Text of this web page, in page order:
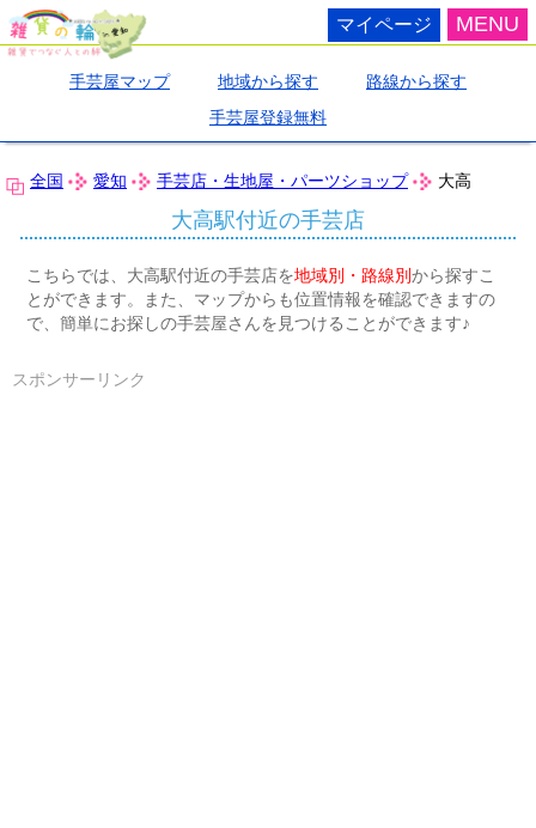
MENU
マイページ
手芸屋マップ 地域から探す
路線から探す
手芸屋登録無料
全国 愛知 手芸店・生地屋・パーツショップ 大高
大高駅付近の手芸店
こちらでは、大高駅付近の手芸店を地域別・路線別から探すこ
とができます。また、マップからも位置情報を確認できますの
で、簡単にお探しの手芸屋さんを見つけることができます♪
スポンサーリンク